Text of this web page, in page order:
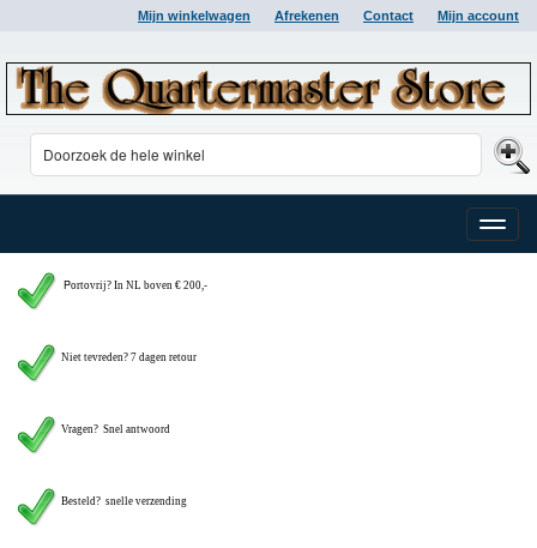
Mijn winkelwagen Afrekenen Contact Mijn account
Toggle
Portovrij? In NL boven € 200,-
Niet tevreden? 7 dagen retour
Vragen? Snel antwoord
Besteld? snelle verzending